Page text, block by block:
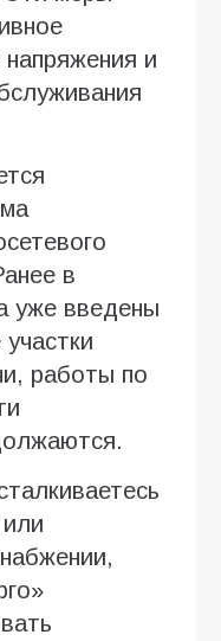
и
в
уже введены
работы по